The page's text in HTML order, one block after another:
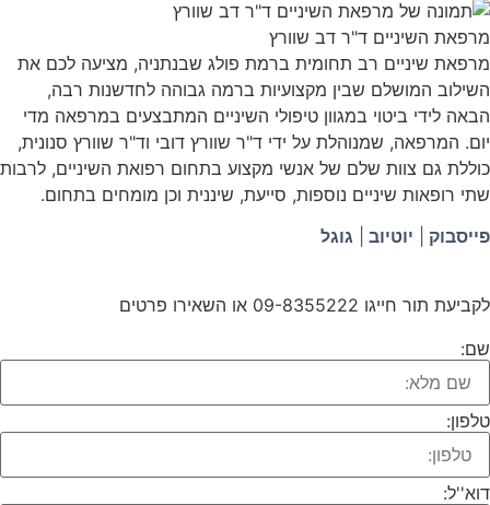
מרפאת השיניים ד"ר דב שוורץ
מרפאת שיניים רב תחומית ברמת פולג שבנתניה, מציעה לכם את
השילוב המושלם שבין מקצועיות ברמה גבוהה לחדשנות רבה,
הבאה לידי ביטוי במגוון טיפולי השיניים המתבצעים במרפאה מדי
יום. המרפאה, שמנוהלת על ידי ד"ר שוורץ דובי וד"ר שוורץ סנונית,
כוללת גם צוות שלם של אנשי מקצוע בתחום רפואת השיניים, לרבות
שתי רופאות שיניים נוספות, סייעת, שיננית וכן מומחים בתחום.
פייסבוק
יוטיוב גוגל
לקביעת תור חייגו 09-8355222 או השאירו פרטים
שם:
טלפון:
דוא''ל: